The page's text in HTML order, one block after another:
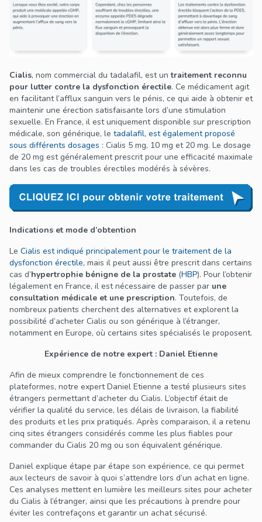
Cialis, nom commercial du tadalafil, est untraitement reconnu
pour lutter contre la dysfonction érectile. Ce médicament agit
en facilitant l’afflux sanguin vers le pénis, ce qui aide à obtenir et
maintenir une érection satisfaisante lors d’une stimulation
sexuelle. En France, il est uniquement disponible sur prescription
médicale, son générique, le tadalafil, est également proposé
sous différents dosages : Cialis 5 mg, 10 mg et 20 mg. Le dosage
de 20 mg est généralement prescrit pour une efficacité maximale
dans les cas de troubles érectiles modérés à sévères.
Indications et mode d’obtention
Le Cialis est indiqué principalement pour le traitement de la
dysfonction érectile, mais il peut aussi être prescrit dans certains
cas d’hypertrophie bénigne de la prostate (HBP). Pour l’obtenir
légalement en France, il est nécessaire de passer par une
consultation médicale et une prescription. Toutefois, de
nombreux patients cherchent des alternatives et explorent la
possibilité d’acheter Cialis ou son générique à l’étranger,
notamment en Europe, où certains sites spécialisés le proposent.
Expérience de notre expert : Daniel Etienne
Afin de mieux comprendre le fonctionnement de ces
plateformes, notre expert Daniel Etienne a testé plusieurs sites
étrangers permettant d’acheter du Cialis. L’objectif était de
vérifier la qualité du service, les délais de livraison, la fiabilité
des produits et les prix pratiqués. Après comparaison, il a retenu
cinq sites étrangers considérés comme les plus fiables pour
commander du Cialis 20 mg ou son équivalent générique.
Daniel explique étape par étape son expérience, ce qui permet
aux lecteurs de savoir à quoi s’attendre lors d’un achat en ligne.
Ces analyses mettent en lumière les meilleurs sites pour acheter
du Cialis à l’étranger, ainsi que les précautions à prendre pour
éviter les contrefaçons et garantir un achat sécurisé.